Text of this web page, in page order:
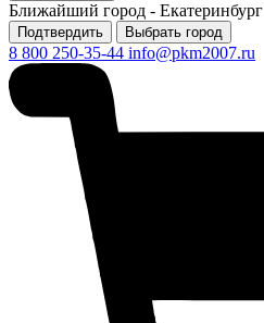
Ближайший город - Екатеринбург
Подтвердить Выбрать город
8 800 250-35-44 info@pkm2007.ru